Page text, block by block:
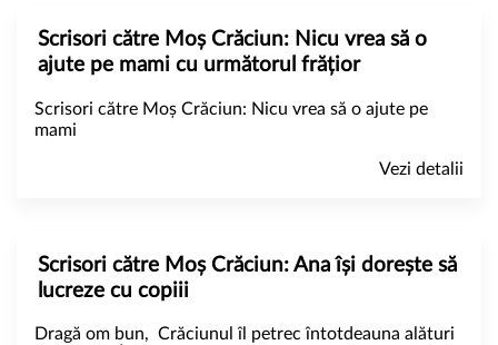
Scrisori către Moș Crăciun: Nicu vrea să o
ajute pe mami cu următorul frățior
Scrisori către Moș Crăciun: Nicu vrea să o ajute pe
mami
Vezi detalii
Scrisori către Moș Crăciun: Ana își dorește să
lucreze cu copiii
Dragă om bun, Crăciunul îl petrec întotdeauna alături